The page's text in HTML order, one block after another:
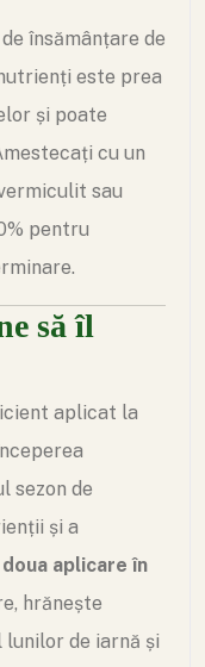
însămânțare de
este prea
și poate
cu un
sau
pentru
să îl
aplicat la
sezon de
și a
doua aplicare în
hrănește
de iarnă și